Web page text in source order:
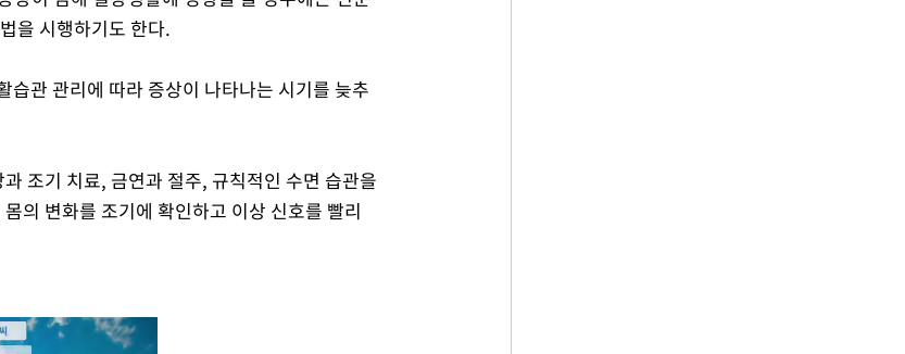
을 시행하기도 한다.
관 관리에 따라 증상이 나타나는 시기를 늦추
조기 치료, 금연과 절주, 규칙적인 수면 습관을
의 변화를 조기에 확인하고 이상 신호를 빨리